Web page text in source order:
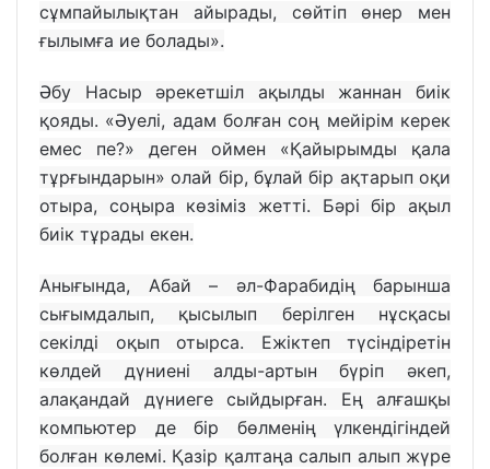
сұмпайылықтан айырады, сөйтіп өнер мен
ғылымға ие болады».
Әбу Насыр әрекетшіл ақылды жаннан биік
қояды. «Әуелі, адам болған соң мейірім керек
емес пе?» деген оймен «Қайырымды қала
тұрғындарын» олай бір, бұлай бір ақтарып оқи
отыра, соңыра көзіміз жетті. Бәрі бір ақыл
биік тұрады екен.
Анығында, Абай – әл-Фарабидің барынша
сығымдалып, қысылып берілген нұсқасы
секілді оқып отырса. Ежіктеп түсіндіретін
көлдей дүниені алды-артын бүріп әкеп,
алақандай дүниеге сыйдырған. Ең алғашқы
компьютер де бір бөлменің үлкендігіндей
болған көлемі. Қазір қалтаңа салып алып жүре